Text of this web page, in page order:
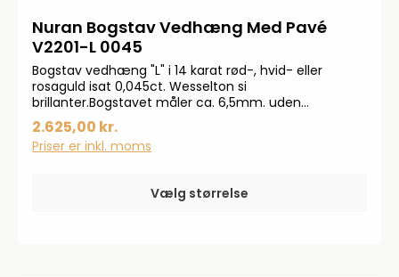
Nuran Bogstav Vedhæng Med Pavé
V2201-L 0045
Bogstav vedhæng "L" i 14 karat rød-, hvid- eller
rosaguld isat 0,045ct. Wesselton si
brillanter.Bogstavet måler ca. 6,5mm. uden
øsken.OBS! Kæde medfølger ikke.Smykkerne
produceres på bestilling, forvent derfor en
leveringstid på op til 14 dageHar du specielle ønsker,
trykfejl og prisstigninger.
2.625,00 kr.
Priser er inkl. moms
Vælg størrelse